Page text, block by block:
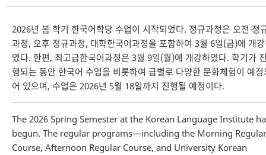
2026년 봄 학기 한국어학당 수업이 시작되었다. 정규과정은 오전 정
과정, 오후 정규과정, 대학한국어과정을 포함하여 3월 6일(금)에 개
였다. 한편, 최고급한국어과정은 3월 9일(월)에 개강하였다. 학기가
행되는 동안 한국어 수업을 비롯하여 급별로 다양한 문화체험이 예정
어 있으며, 수업은 2026년 5월 18일까지 진행될 예정이다.
The 2026 Spring Semester at the Korean Language Institute
begun. The regular programs—including the Morning Regular
Course, Afternoon Regular Course, and University Korean